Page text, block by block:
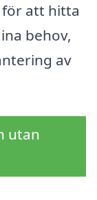
att hitta
behov,
av
utan